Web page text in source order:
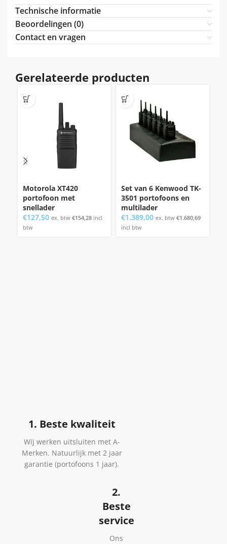
Technische informatie
Beoordelingen (0)
Contact en vragen
Gerelateerde producten
Motorola XT420
portofoon met
snellader
€127,50 ex. btw €154,28 incl
btw
Set van 6 Kenwood TK-
3501 portofoons en
multilader
€1.389,00 ex. btw €1.680,69
incl btw
1. Beste kwaliteit
Wij werken uitsluiten met A-
Merken. Natuurlijk met 2 jaar
garantie (portofoons 1 jaar).
2.
Beste
service
Ons